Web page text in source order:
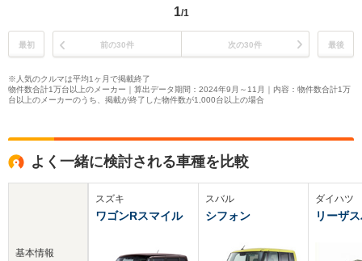
1/1
最初 前の30件 次の30件 最後
※人気のクルマは平均1ヶ月で掲載終了
物件数合計1万台以上のメーカー｜算出データ期間：2024年9月～11月｜内容：物件数合計1万
台以上のメーカーのうち、掲載が終了した物件数が1,000台以上の場合
よく一緒に検討される車種を比較
基本情報
スズキ
ワゴンRスマイル
スバル
シフォン
ダイハツ
リーザ